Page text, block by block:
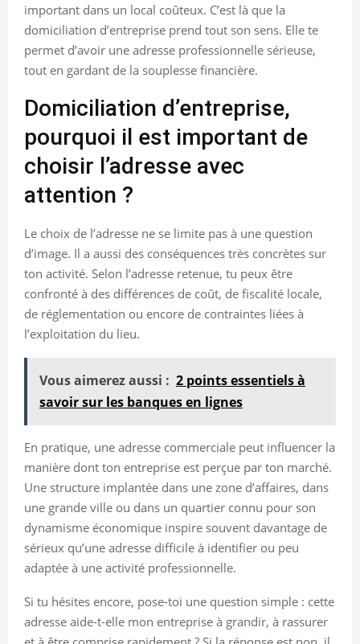
important dans un local coûteux. C’est là que la
domiciliation d’entreprise prend tout son sens. Elle te
permet d’avoir une adresse professionnelle sérieuse,
tout en gardant de la souplesse financière.
Domiciliation d’entreprise,
pourquoi il est important de
choisir l’adresse avec
attention ?
Le choix de l’adresse ne se limite pas à une question
d’image. Il a aussi des conséquences très concrètes sur
ton activité. Selon l’adresse retenue, tu peux être
confronté à des différences de coût, de fiscalité locale,
de réglementation ou encore de contraintes liées à
l’exploitation du lieu.
Vous aimerez aussi : 2 points essentiels à
savoir sur les banques en lignes
En pratique, une adresse commerciale peut influencer la
manière dont ton entreprise est perçue par ton marché.
Une structure implantée dans une zone d’affaires, dans
une grande ville ou dans un quartier connu pour son
dynamisme économique inspire souvent davantage de
sérieux qu’une adresse difficile à identifier ou peu
adaptée à une activité professionnelle.
Si tu hésites encore, pose-toi une question simple : cette
adresse aide-t-elle mon entreprise à grandir, à rassurer